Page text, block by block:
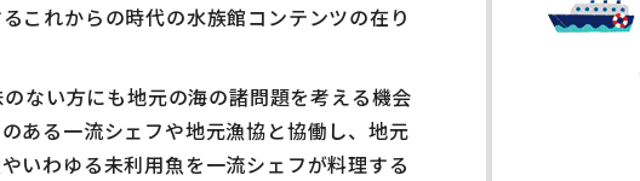
これからの時代の水族館コンテンツの在り
ない方にも地元の海の諸問題を考える機会
ある一流シェフや地元漁協と協働し、地元
いわゆる未利用魚を一流シェフが料理する